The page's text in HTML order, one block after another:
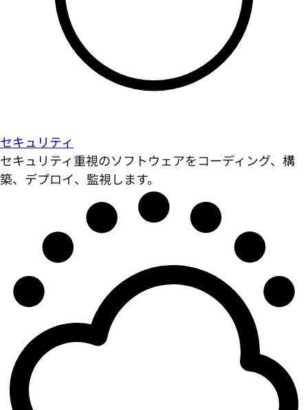
セキュリティ
セキュリティ重視のソフトウェアをコーディング、構
築、デプロイ、監視します。